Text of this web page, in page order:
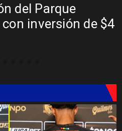
la euforia sobre